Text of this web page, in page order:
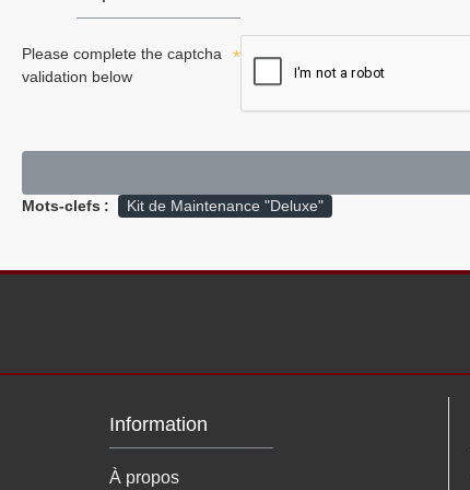
Please complete the captcha
validation below
Mots-clefs :
Kit de Maintenance "Deluxe"
Information
À propos